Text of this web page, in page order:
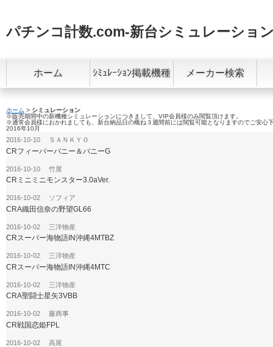
パチンコ計数.com-新台シミュレーショ
ホーム ｼﾐｭﾚｰｼｮﾝ掲載機種 メーカー検索
ホーム > シミュレーション
※販売期間中の新機種シミュレーションにつきまして、VIP会員様のみ閲覧頂けます。
※通常会員様におかれましても、新台納品日の概ね３週間前には閲覧可能となりますのでご安心
2016年10月
2016-10-10 ＳＡＮＫＹＯ
CRフィーバーバニー＆バニーG
2016-10-10 竹屋
CRミニミニモンスター3.0aVer.
2016-10-02 ソフィア
CRA織田信奈の野望GL66
2016-10-02 三洋物産
CRスーパー海物語IN沖縄4MTBZ
2016-10-02 三洋物産
CRスーパー海物語IN沖縄4MTC
2016-10-02 三洋物産
CRA聖闘士星矢3VBB
2016-10-02 藤商事
CR戦国恋姫FPL
2016-10-02 高尾